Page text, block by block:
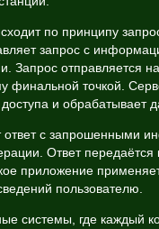
по принципу
запрос с
Запрос отправляется
финальной точкой.
и обрабатывает
ответ с запрошенными
Ответ передаётся
приложение
пользователю.
системы, где каждый